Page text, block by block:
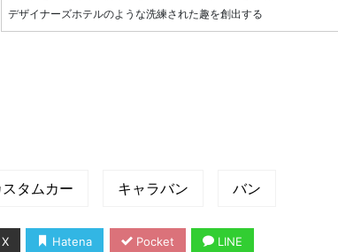
デザイナーズホテルのような洗練された趣を創出する
スタムカー キャラバン バン
X Hatena Pocket LINE